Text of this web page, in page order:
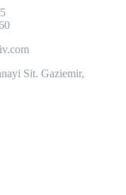
Sit. Gaziemir,